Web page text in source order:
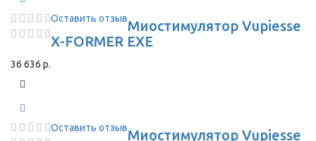
Оставить отзывМиостимулятор Vupiesse
X-FORMER EXE
36 636 р.
Оставить отзывМиостимулятор Vupiesse